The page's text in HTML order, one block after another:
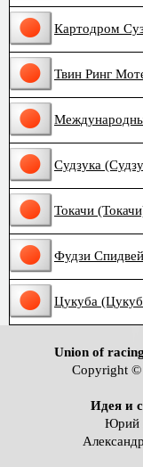
Картодром
Твин Ринг
Судзука
Токачи
Фудзи
Цукуба
Union of
Copyright
Идея и
Юрий